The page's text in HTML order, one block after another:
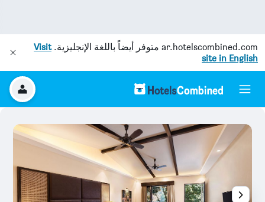
ar.hotelscombined.com متوفر أيضاً باللغة الإنجليزية.Visit
site in English